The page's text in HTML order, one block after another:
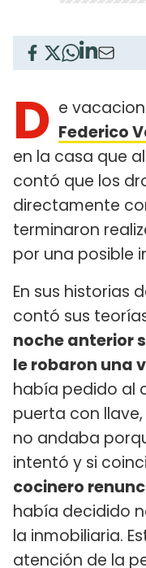
D e
Federico
en la casa que
contó que los
directamente
terminaron
por una posible
En sus historias
contó sus
noche anterior
le robaron una
había pedido al
puerta con
no andaba
intentó y si
cocinero
había decidido
la inmobiliaria.
atención de la